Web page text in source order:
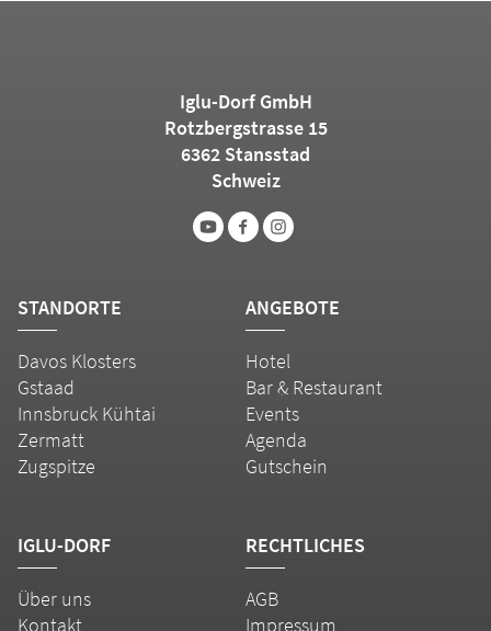
Iglu-Dorf GmbH
Rotzbergstrasse 15
6362 Stansstad
Schweiz
STANDORTE
Davos Klosters
Gstaad
Innsbruck Kühtai
Zermatt
Zugspitze
ANGEBOTE
Hotel
Bar & Restaurant
Events
Agenda
Gutschein
IGLU-DORF
Über uns
Kontakt
RECHTLICHES
AGB
Impressum